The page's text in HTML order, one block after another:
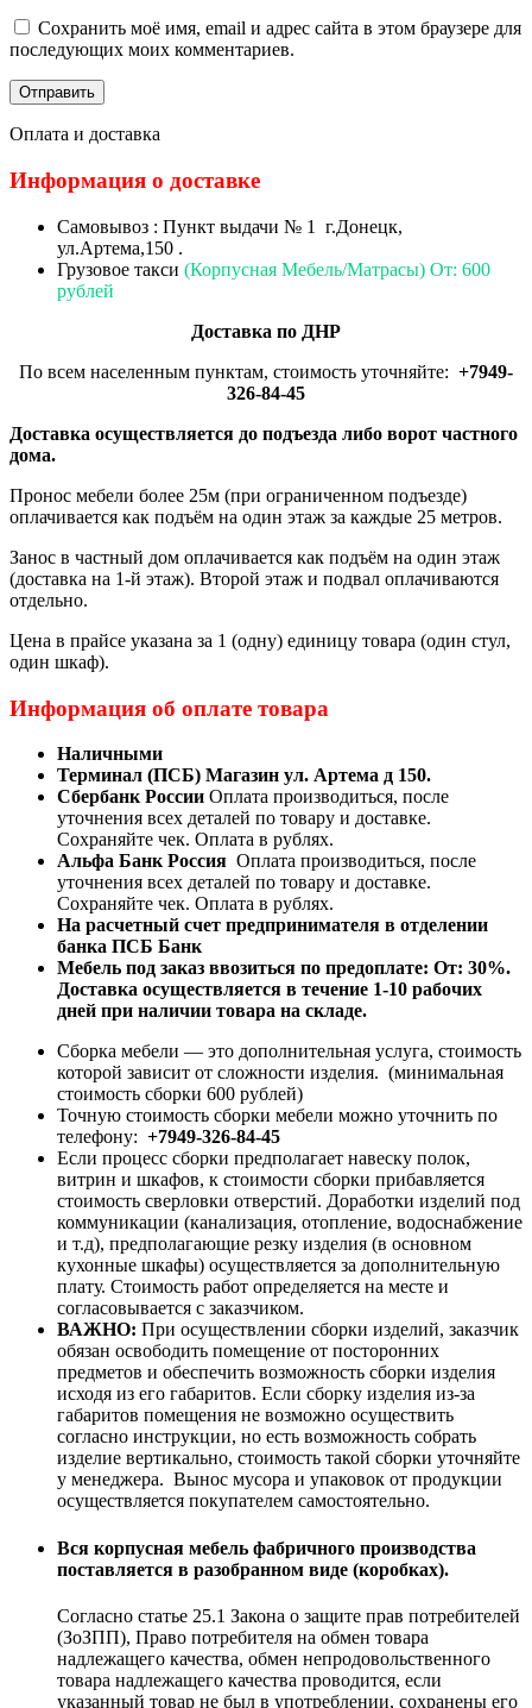
Сохранить моё имя, email и адрес сайта в этом браузере для
последующих моих комментариев.
Оплата и доставка
Информация о доставке
Самовывоз : Пункт выдачи № 1 г.Донецк,
ул.Артема,150 .
Грузовое такси (Корпусная Мебель/Матрасы) От: 600
рублей
Доставка по ДНР
По всем населенным пунктам, стоимость уточняйте: +7949-
326-84-45
Доставка осуществляется до подъезда либо ворот частного
дома.
Пронос мебели более 25м (при ограниченном подъезде)
оплачивается как подъём на один этаж за каждые 25 метров.
Занос в частный дом оплачивается как подъём на один этаж
(доставка на 1-й этаж). Второй этаж и подвал оплачиваются
отдельно.
Цена в прайсе указана за 1 (одну) единицу товара (один стул,
один шкаф).
Информация об оплате товара
Наличными
Терминал (ПСБ) Магазин ул. Артема д 150.
Сбербанк России Оплата производиться, после
уточнения всех деталей по товару и доставке.
Сохраняйте чек. Оплата в рублях.
Альфа Банк Россия Оплата производиться, после
уточнения всех деталей по товару и доставке.
Сохраняйте чек. Оплата в рублях.
На расчетный счет предпринимателя в отделении
банка ПСБ Банк
Мебель под заказ ввозиться по предоплате: От: 30%.
Доставка осуществляется в течение 1-10 рабочих
дней при наличии товара на складе.
Сборка мебели — это дополнительная услуга, стоимость
которой зависит от сложности изделия. (минимальная
стоимость сборки 600 рублей)
Точную стоимость сборки мебели можно уточнить по
телефону: +7949-326-84-45
Если процесс сборки предполагает навеску полок,
витрин и шкафов, к стоимости сборки прибавляется
стоимость сверловки отверстий. Доработки изделий под
коммуникации (канализация, отопление, водоснабжение
и т.д), предполагающие резку изделия (в основном
кухонные шкафы) осуществляется за дополнительную
плату. Стоимость работ определяется на месте и
согласовывается с заказчиком.
ВАЖНО: При осуществлении сборки изделий, заказчик
обязан освободить помещение от посторонних
предметов и обеспечить возможность сборки изделия
исходя из его габаритов. Если сборку изделия из-за
габаритов помещения не возможно осуществить
согласно инструкции, но есть возможность собрать
изделие вертикально, стоимость такой сборки уточняйте
у менеджера. Вынос мусора и упаковок от продукции
осуществляется покупателем самостоятельно.
Вся корпусная мебель фабричного производства
поставляется в разобранном виде (коробках).
Согласно статье 25.1 Закона о защите прав потребителей
(ЗоЗПП), Право потребителя на обмен товара
надлежащего качества, обмен непродовольственного
товара надлежащего качества проводится, если
указанный товар не был в употреблении, сохранены его